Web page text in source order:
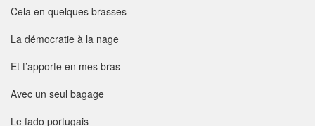
Cela en quelques brasses
La démocratie à la nage
Et t’apporte en mes bras
Avec un seul bagage
Le fado portugais